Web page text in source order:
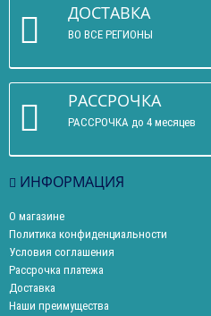
ДОСТАВКА
ВО ВСЕ РЕГИОНЫ
РАССРОЧКА
РАССРОЧКА до 4 месяцев
ИНФОРМАЦИЯ
О магазине
Политика конфиденциальности
Условия соглашения
Рассрочка платежа
Доставка
Наши преимущества